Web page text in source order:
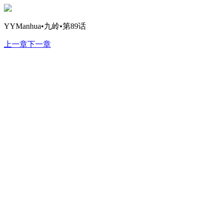
YYManhua•九岭•第89话
上一章下一章